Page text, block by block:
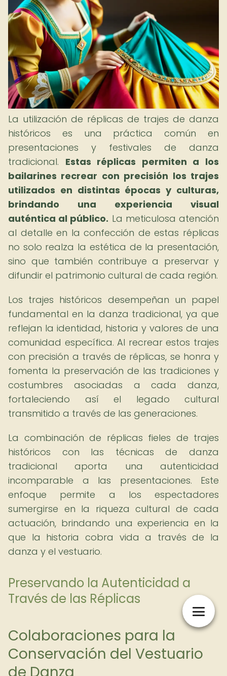
La utilización de réplicas de trajes de danza
históricos es una práctica común en
presentaciones y festivales de danza
tradicional. Estas réplicas permiten a los
bailarines recrear con precisión los trajes
utilizados en distintas épocas y culturas,
brindando una experiencia visual
auténtica al público. La meticulosa atención
al detalle en la confección de estas réplicas
no solo realza la estética de la presentación,
sino que también contribuye a preservar y
difundir el patrimonio cultural de cada región.
Los trajes históricos desempeñan un papel
fundamental en la danza tradicional, ya que
reflejan la identidad, historia y valores de una
comunidad específica. Al recrear estos trajes
con precisión a través de réplicas, se honra y
fomenta la preservación de las tradiciones y
costumbres asociadas a cada danza,
fortaleciendo así el legado cultural
transmitido a través de las generaciones.
La combinación de réplicas fieles de trajes
históricos con las técnicas de danza
tradicional aporta una autenticidad
incomparable a las presentaciones. Este
enfoque permite a los espectadores
sumergirse en la riqueza cultural de cada
actuación, brindando una experiencia en la
que la historia cobra vida a través de la
danza y el vestuario.
Preservando la Autenticidad a
Través de las Réplicas
Colaboraciones para la
Conservación del Vestuario